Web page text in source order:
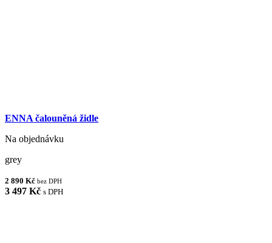
ENNA čalouněná židle
Na objednávku
grey
2 890 Kč bez DPH
3 497 Kč s DPH